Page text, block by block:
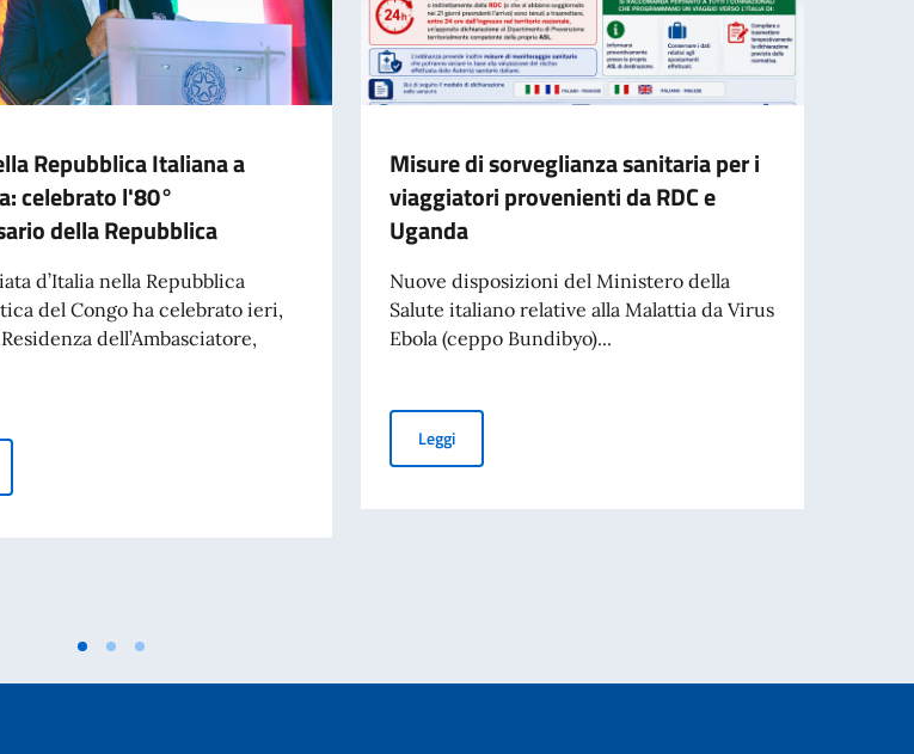
ai servizi di autista-commesso-centralinista: Pubblicazione della graduatoria finale degli idonei
Repubblica Italiana a
celebrato l'80°
della Repubblica
d’Italia nella Repubblica
del Congo ha celebrato ieri,
dell’Ambasciatore,
della Repubblica Italiana a Kinshasa: celebrato l'80° anniversario della Repubblica
Misure di sorveglianza sanitaria per i
viaggiatori provenienti da RDC e
Uganda
Nuove disposizioni del Ministero della
Salute italiano relative alla Malattia da Virus
Ebola (ceppo Bundibyo)...
LeggiMisure di sorveglianza sanitaria per i viaggiatori provenienti da